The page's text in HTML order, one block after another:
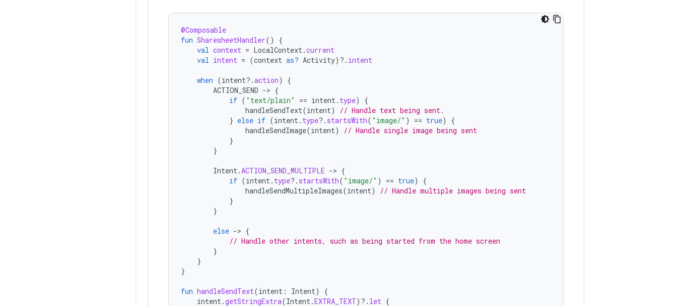
@Composable
fun SharesheetHandler()
{
val context = LocalContext.current
val intent = (context as? Activity) ?. intent
when (intent?.action)
{
ACTION_SEND -> {
if ( "text/plain" == intent. type)
{
handleSendText(intent)
// Handle text being sent.
} else if (intent. type?. startsWith( "image/" ) == true)
{
handleSendImage(intent)
// Handle single image being sent
}
}
Intent.ACTION_SEND_MULTIPLE -> {
if (intent. type?. startsWith( "image/" ) == true)
{
handleSendMultipleImages(intent)
// Handle multiple images being sent
}
}
else -> {
// Handle other intents, such as being started from the home screen
}
}
}
fun handleSendText(intent : Intent)
{
intent.getStringExtra(Intent.EXTRA_TEXT) ?. let {